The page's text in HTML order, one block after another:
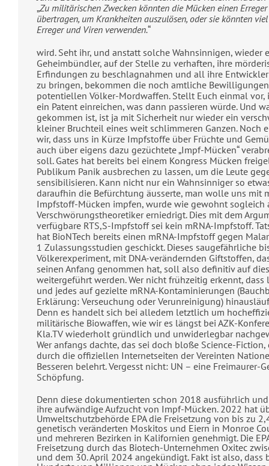
„Zu militärischen Zwecken könnten die Mücken einen
übertragen, um Krankheiten auszulösen, oder sie könnten
Erreger und Viren verwenden.“
wird. Seht ihr, und anstatt solche Wahnsinnigen, wieder
Geheimbündler, auf der Stelle zu verhaften, ihre
Erfindungen zu beschlagnahmen und all ihre
zu bringen, bekommen die noch amtliche
potentiellen Völker-Mordwaffen. Stellt Euch einmal vor,
ein Patent einreichen, was dann passieren würde. Und
gekommen ist, ist ja mit Sicherheit nur wieder ein
kleiner Bruchteil eines weit schlimmeren Ganzen. Noch
wir, dass uns in Kürze Impfstoffe über Früchte und
auch über eigens dazu gezüchtete „Impf-Mücken“
soll. Gates hat bereits bei einem Kongress Mücken
Publikum Panik ausbrechen zu lassen, um die Leute
sensibilisieren. Kann nicht nur ein Wahnsinniger so
daraufhin die Befürchtung äusserte, man wolle uns mit
Impfstoff-Mücken impfen, wurde wie gewohnt sogleich
Verschwörungstheoretiker erniedrigt. Dies mit dem
verfügbare RTS,S-Impfstoff sei kein mRNA-Impfstoff.
hat BioNTech bereits einen mRNA-Impfstoff gegen
1 Zulassungsstudien geschickt. Dieses saugefährliche
Völkerexperiment, mit DNA-verändernden Giftstoffen,
seinen Anfang genommen hat, soll also definitiv auf
weitergeführt werden. Wer nicht frühzeitig erkennt,
und jedes auf gezielte mRNA-Kontaminierungen
Erklärung: Verseuchung oder Verunreinigung)
Denn es handelt sich bei alledem letztlich um
militärische Biowaffen, wie wir es längst bei AZK-
Kla.TV wiederholt gründlich und unwiderlegbar
Wer anfangs dachte, das sei doch bloße Science-
durch die offiziellen Internetseiten der Vereinten
Besseren belehrt. Vergesst nicht: UN – eine Freimaurer-
Schöpfung.
Denn diese dokumentierten schon 2018 ausführlich
ihre aufwändige Aufzucht von Impf-Mücken. 2022 hat
Umweltschutzbehörde EPA die Freisetzung von bis zu
genetisch veränderten Moskitos und Eiern in Monroe
und mehreren Bezirken in Kalifornien genehmigt. Die
Freisetzung durch das Biotech-Unternehmen Oxitec
und dem 30. April 2024 angekündigt. Fakt ist also, dass